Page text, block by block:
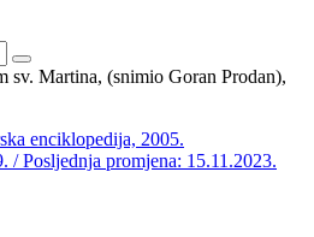
sv. Martina, (snimio Goran Prodan),
enciklopedija, 2005.
/ Posljednja promjena: 15.11.2023.